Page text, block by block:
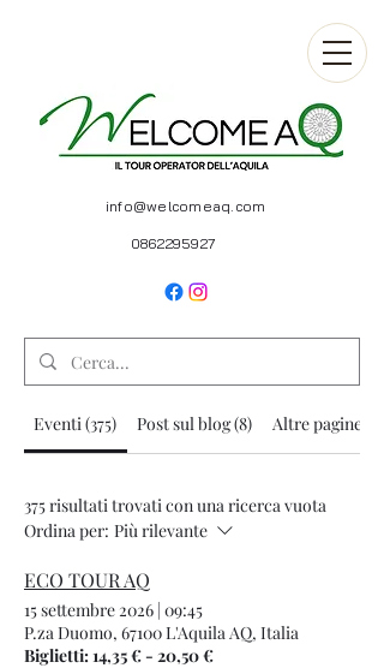
info@welcomeaq.com
0862295927
Eventi (375) Post sul blog (8) Altre pagine (7)
375 risultati trovati con una ricerca vuota
Ordina per: Più rilevante
ECO TOUR AQ
15 settembre 2026 | 09:45
P.za Duomo, 67100 L'Aquila AQ, Italia
Biglietti: 14,35 € - 20,50 €